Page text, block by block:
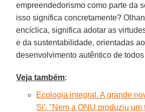
empreendedorismo como parte da
isso significa concretamente?
encíclica, significa adotar as
e da sustentabilidade, orientadas
desenvolvimento autêntico de
Veja também:
Ecologia integral. A grande
Si'. "Nem a ONU produziu um